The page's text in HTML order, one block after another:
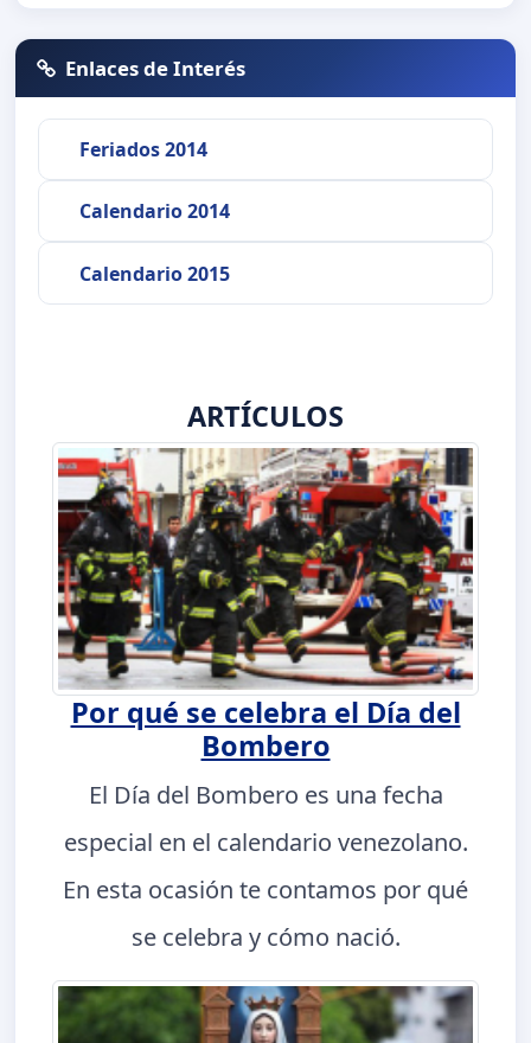
Enlaces de Interés
Feriados 2014
Calendario 2014
Calendario 2015
ARTÍCULOS
Por qué se celebra el Día del
Bombero
El Día del Bombero es una fecha
especial en el calendario venezolano.
En esta ocasión te contamos por qué
se celebra y cómo nació.